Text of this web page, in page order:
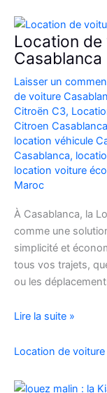
Diesel
à
Casablanca
Louer
Facilement
Location
Casablanca
Laisser un
de voiture
Citroën C3,
Citroen Casablanca
location véhicule
Casablanca,
location voiture
Maroc
À Casablanca, la
comme une
simplicité et
tous vos trajets,
ou les
Location
voiture
C3
Lire la suite »
Location de